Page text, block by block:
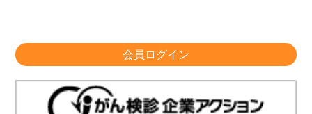
会員ログイン